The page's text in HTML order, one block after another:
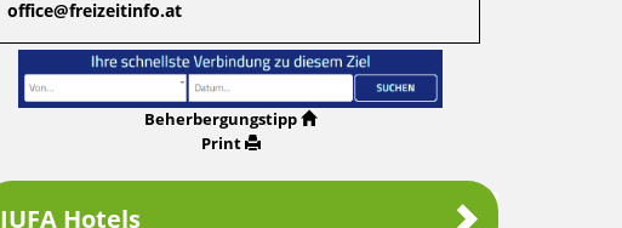
office@freizeitinfo.at
Beherbergungstipp
Print
JUFA Hotels